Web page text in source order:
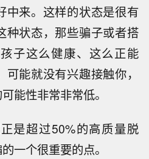
中来。这样的状态是很有
种状态，那些骗子或者搭
子这么健康、这么正能
能就没有兴趣接触你，
能性非常非常低。
是超过50%的高质量脱
一个很重要的点。